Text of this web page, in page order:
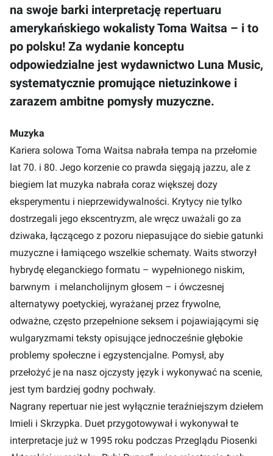
na swoje barki interpretację repertuaru
amerykańskiego wokalisty Toma Waitsa – i to
po polsku! Za wydanie konceptu
odpowiedzialne jest wydawnictwo Luna Music,
systematycznie promujące nietuzinkowe i
zarazem ambitne pomysły muzyczne.
Muzyka
Kariera solowa Toma Waitsa nabrała tempa na przełomie
lat 70. i 80. Jego korzenie co prawda sięgają jazzu, ale z
biegiem lat muzyka nabrała coraz większej dozy
eksperymentu i nieprzewidywalności. Krytycy nie tylko
dostrzegali jego ekscentryzm, ale wręcz uważali go za
dziwaka, łączącego z pozoru niepasujące do siebie gatunki
muzyczne i łamiącego wszelkie schematy. Waits stworzył
hybrydę eleganckiego formatu – wypełnionego niskim,
barwnym i melancholijnym głosem – i ówczesnej
alternatywy poetyckiej, wyrażanej przez frywolne,
odważne, często przepełnione seksem i pojawiającymi się
wulgaryzmami teksty opisujące jednocześnie głębokie
problemy społeczne i egzystencjalne. Pomysł, aby
przełożyć je na nasz ojczysty język i wykonywać na scenie,
jest tym bardziej godny pochwały.
Nagrany repertuar nie jest wyłącznie teraźniejszym dziełem
Imieli i Skrzypka. Duet przygotowywał i wykonywał te
interpretacje już w 1995 roku podczas Przeglądu Piosenki